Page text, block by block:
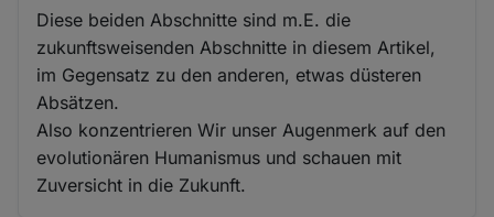
Diese beiden Abschnitte sind m.E. die
zukunftsweisenden Abschnitte in diesem Artikel,
im Gegensatz zu den anderen, etwas düsteren
Absätzen.
Also konzentrieren Wir unser Augenmerk auf den
evolutionären Humanismus und schauen mit
Zuversicht in die Zukunft.